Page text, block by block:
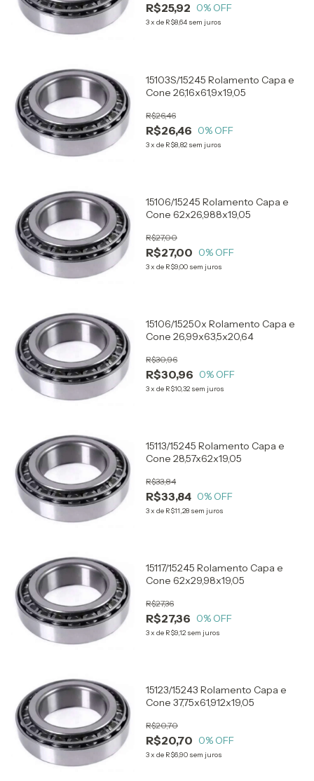
R$25,92 0% OFF
3x de R$8,64 sem juros
15103S/15245 Rolamento Capa e
Cone 26,16x61,9x19,05
R$26,46
R$26,46
0% OFF
3x de R$8,82 sem juros
15106/15245 Rolamento Capa e
Cone 62x26,988x19,05
R$27,00
R$27,00
0% OFF
3x de R$9,00 sem juros
15106/15250x Rolamento Capa e
Cone 26,99x63,5x20,64
R$30,96
R$30,96
0% OFF
3x de R$10,32 sem juros
15113/15245 Rolamento Capa e
Cone 28,57x62x19,05
R$33,84
R$33,84
0% OFF
3x de R$11,28 sem juros
15117/15245 Rolamento Capa e
Cone 62x29,98x19,05
R$27,36
R$27,36
0% OFF
3x de R$9,12 sem juros
15123/15243 Rolamento Capa e
Cone 37,75x61,912x19,05
R$20,70
R$20,70
0% OFF
3x de R$6,90 sem juros